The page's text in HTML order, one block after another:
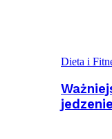
Dieta i